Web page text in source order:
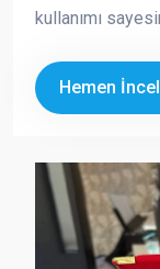
kullanımı
kimlik
aynı kalite ve
Hemen